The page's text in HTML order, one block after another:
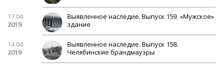
17.04
2019
Выявленное наследие. Выпуск 159. «Мужское»
здание
14.04
2019
Выявленное наследие. Выпуск 158.
Челябинские брандмауэры